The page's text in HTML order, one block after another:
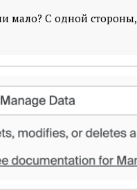
С одной стороны,